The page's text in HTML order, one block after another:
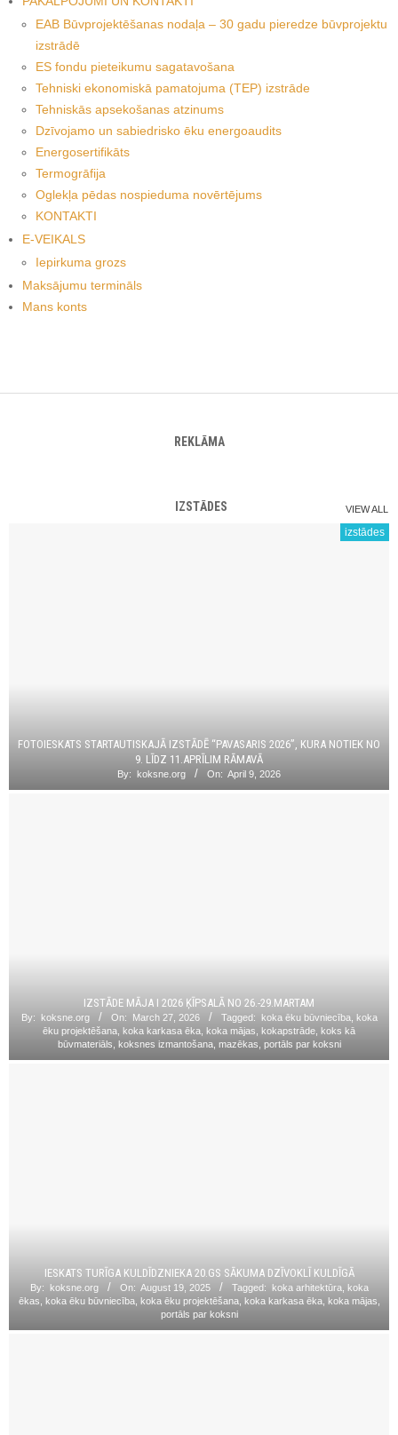
EAB Būvprojektēšanas nodaļa – 30 gadu pieredze būvprojektu
izstrādē
ES fondu pieteikumu sagatavošana
Tehniski ekonomiskā pamatojuma (TEP) izstrāde
Tehniskās apsekošanas atzinums
Dzīvojamo un sabiedrisko ēku energoaudits
Energosertifikāts
Termogrāfija
Oglekļa pēdas nospieduma novērtējums
KONTAKTI
E-VEIKALS
Iepirkuma grozs
Maksājumu termināls
Mans konts
REKLĀMA
IZSTĀDES VIEW ALL
izstādes
FOTOIESKATS STARTAUTISKAJĀ IZSTĀDĒ “PAVASARIS 2026”, KURA NOTIEK NO
9. LĪDZ 11.APRĪLIM RĀMAVĀ
By: koksne.org On: April 9, 2026
IZSTĀDE MĀJA I 2026 ĶĪPSALĀ NO 26.-29.MARTAM
By: koksne.org On: March 27, 2026 Tagged: koka ēku būvniecība
koka
ēku projektēšana
koka karkasa ēka koka mājas kokapstrāde
koks kā
būvmateriāls
koksnes izmantošana, mazēkas portāls par koksni
IESKATS TURĪGA KULDĪDZNIEKA 20.GS SĀKUMA DZĪVOKLĪ KULDĪGĀ
By: koksne.org On: August 19, 2025 Tagged: koka arhitektūra
koka
ēkas
koka ēku būvniecība, koka ēku projektēšana, koka karkasa ēka, koka mājas
portāls par koksni